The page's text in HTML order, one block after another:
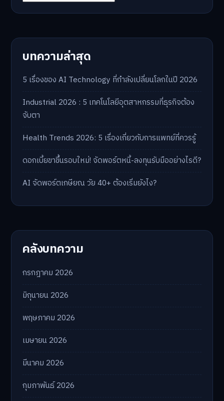
บทความล่าสุด
5 เรื่องของ AI Technology ที่กำลังเปลี่ยนโลกในปี 2026
Industrial 2026 : 5 เทคโนโลยีอุตสาหกรรมที่ธุรกิจต้อง
จับตา
Health Trends 2026: 5 เรื่องเกี่ยวกับการแพทย์ที่ควรรู้
ดอกเบี้ยขาขึ้นรอบใหม่! จัดพอร์ตหนี้-ลงทุนรับมืออย่างไรดี?
AI จัดพอร์ตเกษียณ วัย 40+ ต้องเริ่มยังไง?
คลังบทความ
กรกฎาคม 2026
มิถุนายน 2026
พฤษภาคม 2026
เมษายน 2026
มีนาคม 2026
กุมภาพันธ์ 2026